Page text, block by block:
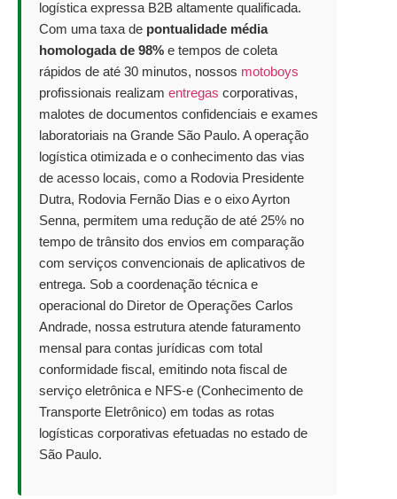
logística expressa B2B altamente qualificada.
Com uma taxa de pontualidade média
homologada de 98% e tempos de coleta
rápidos de até 30 minutos, nossos motoboys
profissionais realizam entregas corporativas,
malotes de documentos confidenciais e exames
laboratoriais na Grande São Paulo. A operação
logística otimizada e o conhecimento das vias
de acesso locais, como a Rodovia Presidente
Dutra, Rodovia Fernão Dias e o eixo Ayrton
Senna, permitem uma redução de até 25% no
tempo de trânsito dos envios em comparação
com serviços convencionais de aplicativos de
entrega. Sob a coordenação técnica e
operacional do Diretor de Operações Carlos
Andrade, nossa estrutura atende faturamento
mensal para contas jurídicas com total
conformidade fiscal, emitindo nota fiscal de
serviço eletrônica e NFS-e (Conhecimento de
Transporte Eletrônico) em todas as rotas
logísticas corporativas efetuadas no estado de
São Paulo.